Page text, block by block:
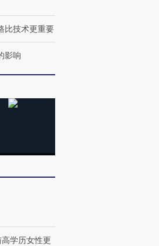
近
雨 3小时累计雨量超80毫
比技术更重要
影响
学历女性更